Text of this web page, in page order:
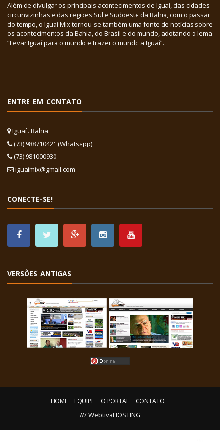
Além de divulgar os principais acontecimentos de Iguaí, das cidades
circunvizinhas e das regiões Sul e Sudoeste da Bahia, com o passar
do tempo, o Iguaí Mix tornou-se também uma fonte de notícias sobre
os acontecimentos da Bahia, do Brasil e do mundo, adotando o lema
“Levar Iguaí para o mundo e trazer o mundo a Iguaí”.
ENTRE EM CONTATO
Iguaí . Bahia
(73) 988710421 (Whatsapp)
(73) 981000930
iguaimix@gmail.com
CONECTE-SE!
VERSÕES ANTIGAS
HOME EQUIPE O PORTAL CONTATO
/// WebtivaHOSTING